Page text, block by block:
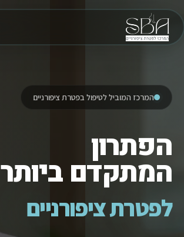
המרכז המוביל לטיפול בפטרת ציפורניים
הפתרון
המתקדם ביותר
לפטרת ציפורניים